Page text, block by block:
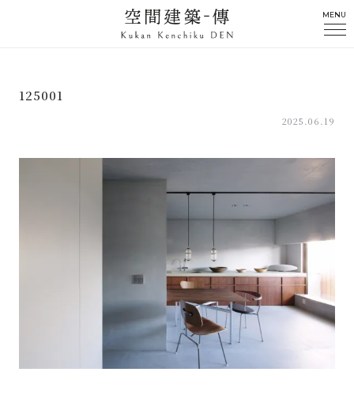
MENU
125001
2025.06.19